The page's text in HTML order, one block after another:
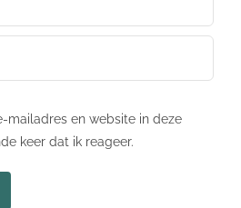
mailadres en website in deze
keer dat ik reageer.